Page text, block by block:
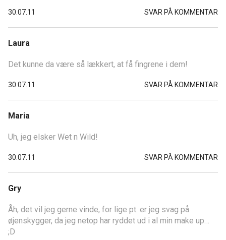
30.07.11 SVAR PÅ KOMMENTAR
Laura
Det kunne da være så lækkert, at få fingrene i dem!
30.07.11 SVAR PÅ KOMMENTAR
Maria
Uh, jeg elsker Wet n Wild!
30.07.11 SVAR PÅ KOMMENTAR
Gry
Åh, det vil jeg gerne vinde, for lige pt. er jeg svag på
øjenskygger, da jeg netop har ryddet ud i al min make up…
;D